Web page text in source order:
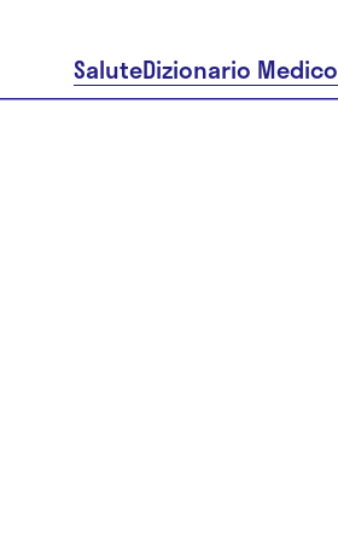
SaluteDizionario Medico